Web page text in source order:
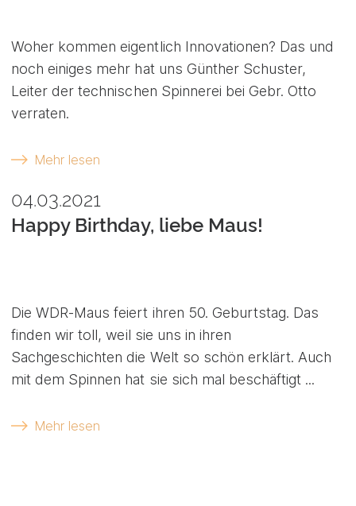
Woher kommen eigentlich Innovationen? Das und
noch einiges mehr hat uns Günther Schuster,
Leiter der technischen Spinnerei bei Gebr. Otto
verraten.
Mehr lesen
04.03.2021
Happy Birthday, liebe Maus!
Die WDR-Maus feiert ihren 50. Geburtstag. Das
finden wir toll, weil sie uns in ihren
Sachgeschichten die Welt so schön erklärt. Auch
mit dem Spinnen hat sie sich mal beschäftigt ...
Mehr lesen